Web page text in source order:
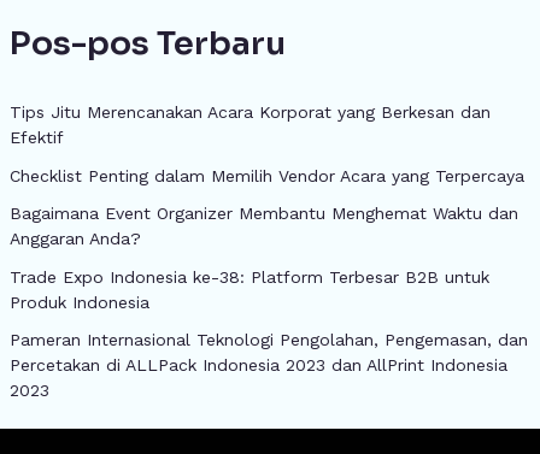
Pos-pos Terbaru
Tips Jitu Merencanakan Acara Korporat yang Berkesan dan
Efektif
Checklist Penting dalam Memilih Vendor Acara yang Terpercaya
Bagaimana Event Organizer Membantu Menghemat Waktu dan
Anggaran Anda?
Trade Expo Indonesia ke-38: Platform Terbesar B2B untuk
Produk Indonesia
Pameran Internasional Teknologi Pengolahan, Pengemasan, dan
Percetakan di ALLPack Indonesia 2023 dan AllPrint Indonesia
2023